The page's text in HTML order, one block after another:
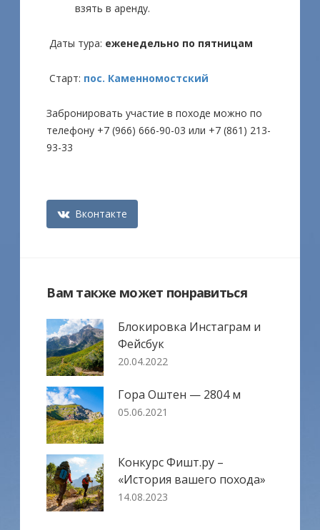
взять в аренду.
Даты тура: еженедельно по пятницам
Старт: пос. Каменномостский
Забронировать участие в походе можно по
телефону +7 (966) 666-90-03 или +7 (861) 213-
93-33
Вконтакте
Вам также может понравиться
Блокировка Инстаграм и
Фейсбук
20.04.2022
Гора Оштен — 2804 м
05.06.2021
Конкурс Фишт.ру –
«История вашего похода»
14.08.2023